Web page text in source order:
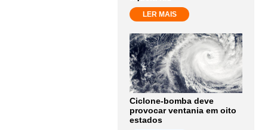
LER MAIS
Ciclone-bomba deve
provocar ventania em oito
estados